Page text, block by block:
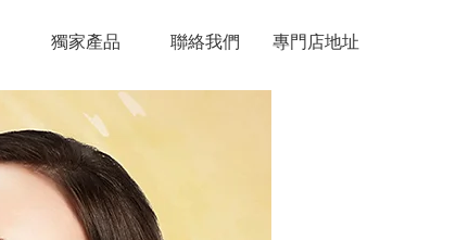
獨家產品 聯絡我們 專門店地址